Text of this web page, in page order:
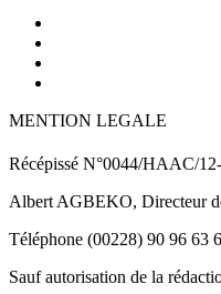
MENTION LEGALE
Récépissé N°0044/HAAC/
Albert AGBEKO, Directeur
Téléphone (00228) 90 96 63
Sauf autorisation de la